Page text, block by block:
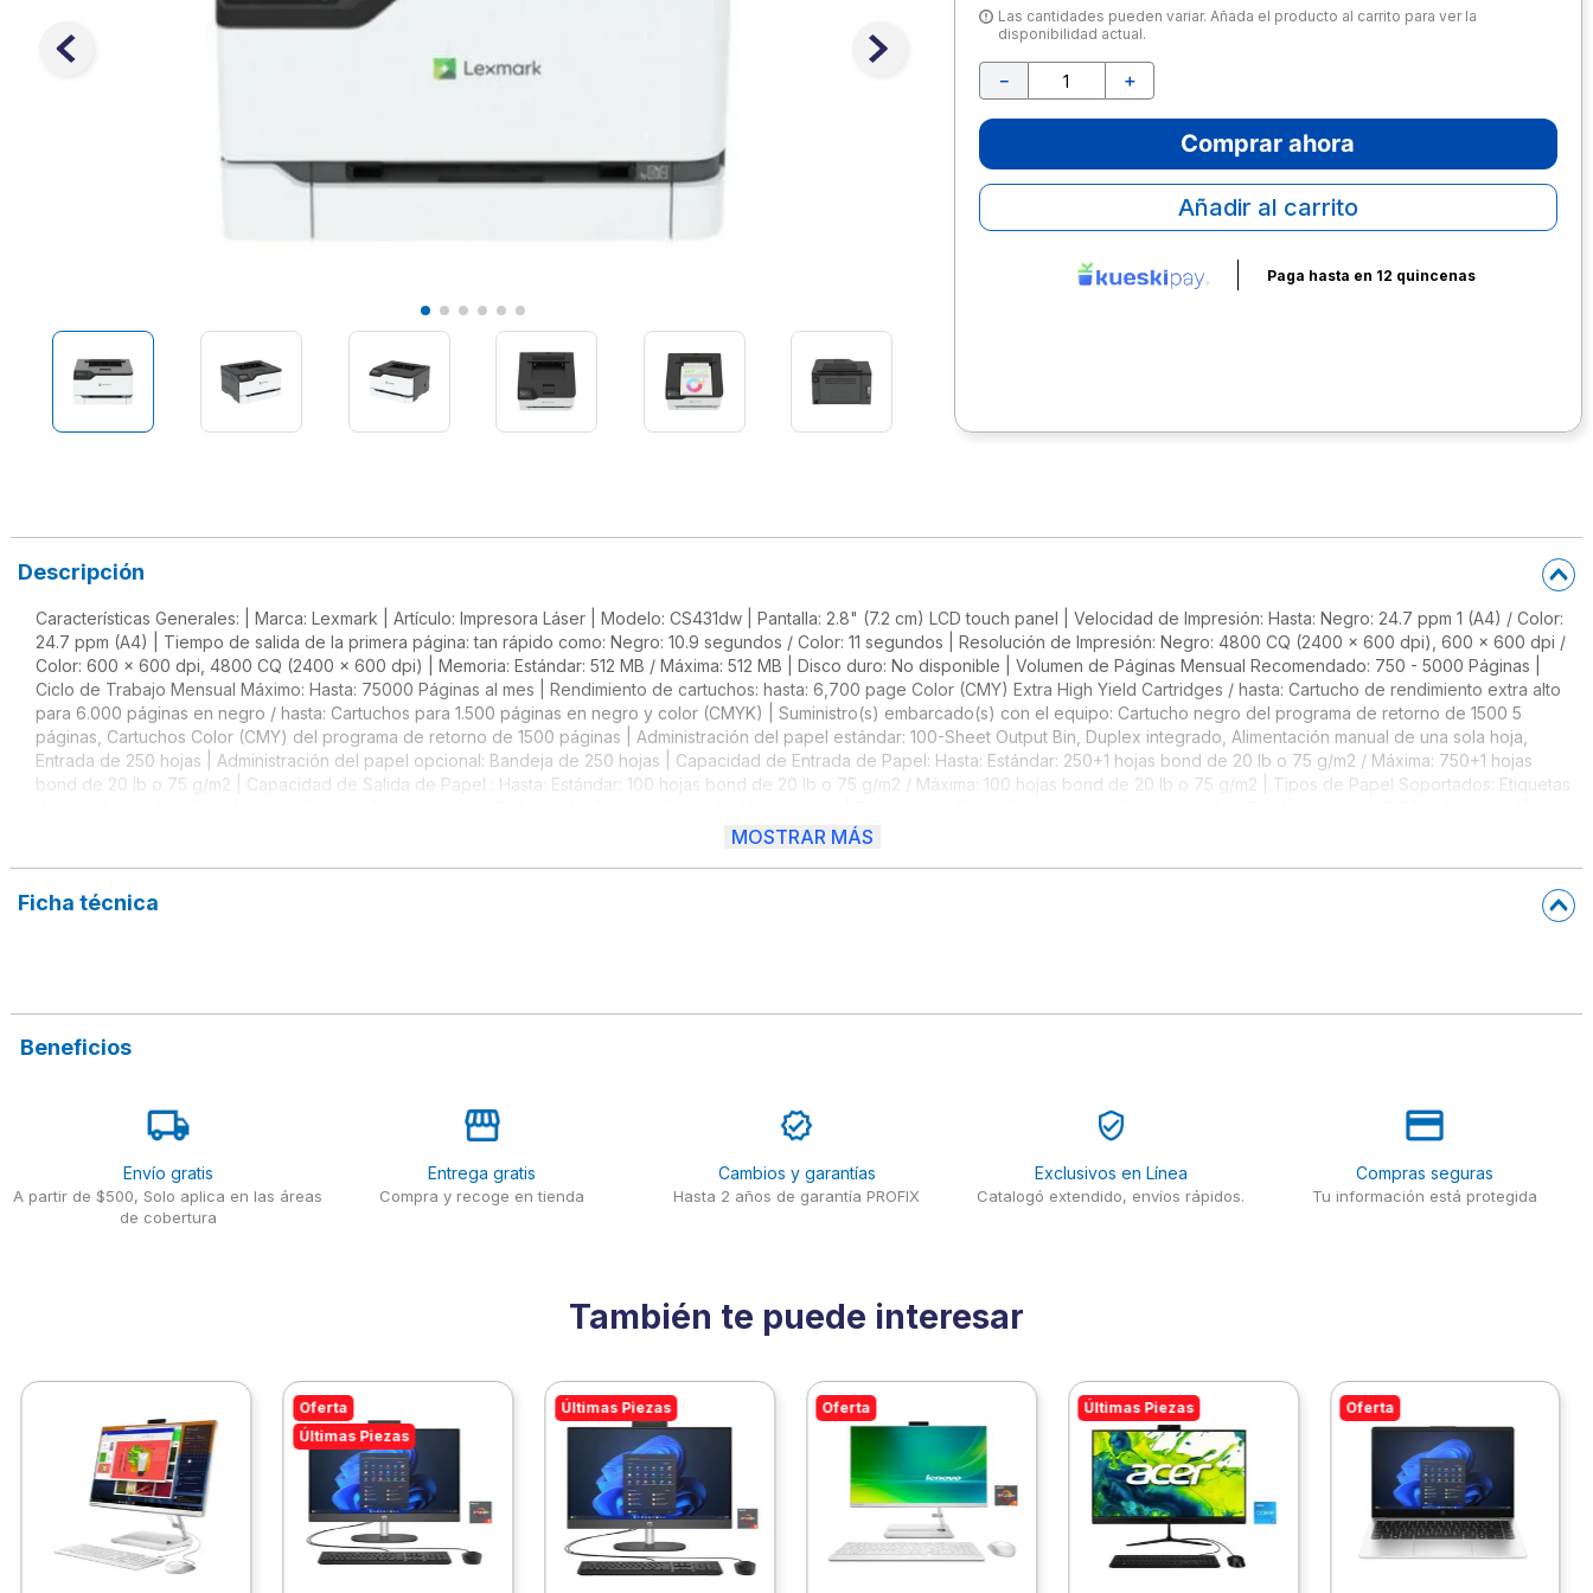
Las cantidades pueden variar. Añada el producto al carrito para ver la
disponibilidad actual.
＋
－
Comprar ahora
Añadir al carrito
Paga hasta en 12 quincenas
Descripción
Características Generales: | Marca: Lexmark | Artículo: Impresora Láser | Modelo: CS431dw | Pantalla: 2.8" (7.2 cm) LCD touch panel | Velocidad de Impresión: Hasta: Negro: 24.7 ppm 1 (A4) / Color:
24.7 ppm (A4) | Tiempo de salida de la primera página: tan rápido como: Negro: 10.9 segundos / Color: 11 segundos | Resolución de Impresión: Negro: 4800 CQ (2400 x 600 dpi), 600 x 600 dpi /
Color: 600 x 600 dpi, 4800 CQ (2400 x 600 dpi) | Memoria: Estándar: 512 MB / Máxima: 512 MB | Disco duro: No disponible | Volumen de Páginas Mensual Recomendado: 750 - 5000 Páginas |
Ciclo de Trabajo Mensual Máximo: Hasta: 75000 Páginas al mes | Rendimiento de cartuchos: hasta: 6,700 page Color (CMY) Extra High Yield Cartridges / hasta: Cartucho de rendimiento extra alto
para 6.000 páginas en negro / hasta: Cartuchos para 1.500 páginas en negro y color (CMYK) | Suministro(s) embarcado(s) con el equipo: Cartucho negro del programa de retorno de 1500 5
páginas, Cartuchos Color (CMY) del programa de retorno de 1500 páginas | Administración del papel estándar: 100-Sheet Output Bin, Duplex integrado, Alimentación manual de una sola hoja,
Entrada de 250 hojas | Administración del papel opcional: Bandeja de 250 hojas | Capacidad de Entrada de Papel: Hasta: Estándar: 250+1 hojas bond de 20 lb o 75 g/m2 / Máxima: 750+1 hojas
bond de 20 lb o 75 g/m2 | Capacidad de Salida de Papel : Hasta: Estándar: 100 hojas bond de 20 lb o 75 g/m2 / Máxima: 100 hojas bond de 20 lb o 75 g/m2 | Tipos de Papel Soportados: Etiquetas
Tarjeta Hagaki, Carta, Sobre B5, Declaración, Sobre C5, Ejecutivo, Universal, Sobre DL, Folio, 10 sobre | Puertos Estándar: 802.11ac Wireless, Especificación USB 2.0 Certificación de alta velocidad
MOSTRAR MÁS
Ficha técnica
Beneficios
Envío gratis
A partir de $500, Solo aplica en las áreas
de cobertura
Entrega gratis
Compra y recoge en tienda
Cambios y garantías
Hasta 2 años de garantía PROFIX
Exclusivos en Línea
Catalogó extendido, envíos rápidos.
Compras seguras
Tu información está protegida
También te puede interesar
Oferta
Últimas Piezas
Últimas Piezas Oferta Últimas Piezas Oferta